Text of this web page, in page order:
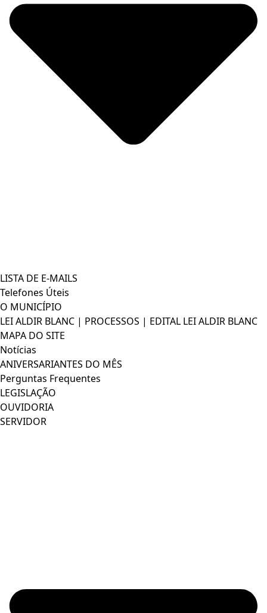
LISTA DE E-MAILS
Telefones Úteis
O MUNICÍPIO
LEI ALDIR BLANC | PROCESSOS | EDITAL LEI ALDIR BLANC
MAPA DO SITE
Notícias
ANIVERSARIANTES DO MÊS
Perguntas Frequentes
LEGISLAÇÃO
OUVIDORIA
SERVIDOR